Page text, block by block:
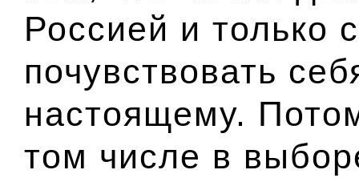
Россией и только
почувствовать
настоящему.
том числе в